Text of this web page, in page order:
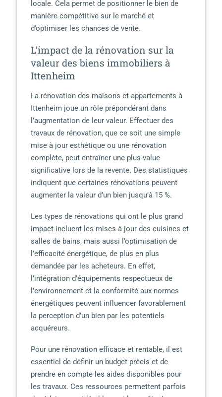
locale. Cela permet de positionner le bien de
manière compétitive sur le marché et
d’optimiser les chances de vente.
L’impact de la rénovation sur la
valeur des biens immobiliers à
Ittenheim
La rénovation des maisons et appartements à
Ittenheim joue un rôle prépondérant dans
l’augmentation de leur valeur. Effectuer des
travaux de rénovation, que ce soit une simple
mise à jour esthétique ou une rénovation
complète, peut entraîner une plus-value
significative lors de la revente. Des statistiques
indiquent que certaines rénovations peuvent
augmenter la valeur d’un bien jusqu’à 15 %.
Les types de rénovations qui ont le plus grand
impact incluent les mises à jour des cuisines et
salles de bains, mais aussi l’optimisation de
l’efficacité énergétique, de plus en plus
demandée par les acheteurs. En effet,
l’intégration d’équipements respectueux de
l’environnement et la conformité aux normes
énergétiques peuvent influencer favorablement
la perception d’un bien par les potentiels
acquéreurs.
Pour une rénovation efficace et rentable, il est
essentiel de définir un budget précis et de
prendre en compte les aides disponibles pour
les travaux. Ces ressources permettent parfois